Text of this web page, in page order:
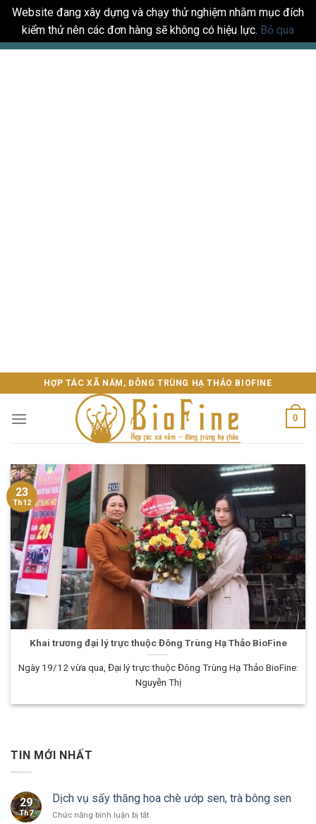
Website đang xây dựng và chạy thử nghiệm nhằm mục đích
kiểm thử nên các đơn hàng sẽ không có hiệu lực. Bỏ qua
Skip
HỢP TÁC XÃ NẤM, ĐÔNG TRÙNG HẠ THẢO BIOFINE
0
TIN MỚI NHẤT
29
Th7
Dịch vụ sấy thăng hoa chè ướp sen, trà bông sen
Chức năng bình luận bị tắtở
Khai trương đại lý trực thuộc Đông Trùng Hạ Thảo BioFine
Ngày 19/12 vừa qua, Đại lý trực thuộc Đông Trùng Hạ Thảo BioFine:
Nguyễn Thị
23
Th12